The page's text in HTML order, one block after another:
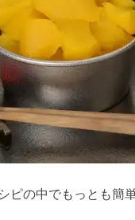
ピの中でもっとも簡